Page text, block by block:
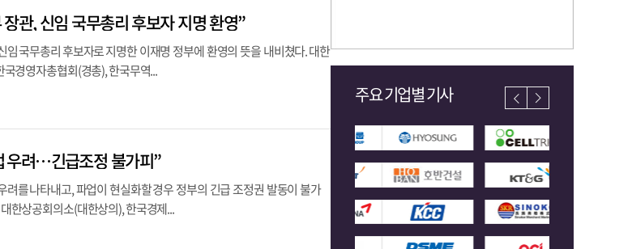
관, 신임 국무총리 후보자 지명 환영”
국무총리 후보자로 지명한 이재명 정부에 환영의 뜻을 내비쳤다. 대한
경영자총협회(경총), 한국무역...
우려…긴급조정 불가피”
를 나타내고, 파업이 현실화할 경우 정부의 긴급 조정권 발동이 불가
한상공회의소(대한상의), 한국경제...
주요 기업별 기사